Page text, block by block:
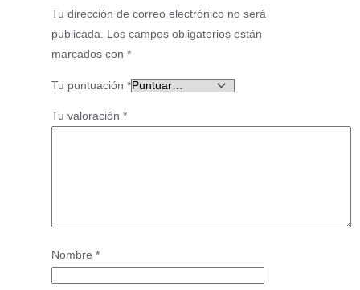
Tu dirección de correo electrónico no será
publicada.
Los campos obligatorios están
marcados con *
Tu puntuación *
Tu valoración *
Nombre *